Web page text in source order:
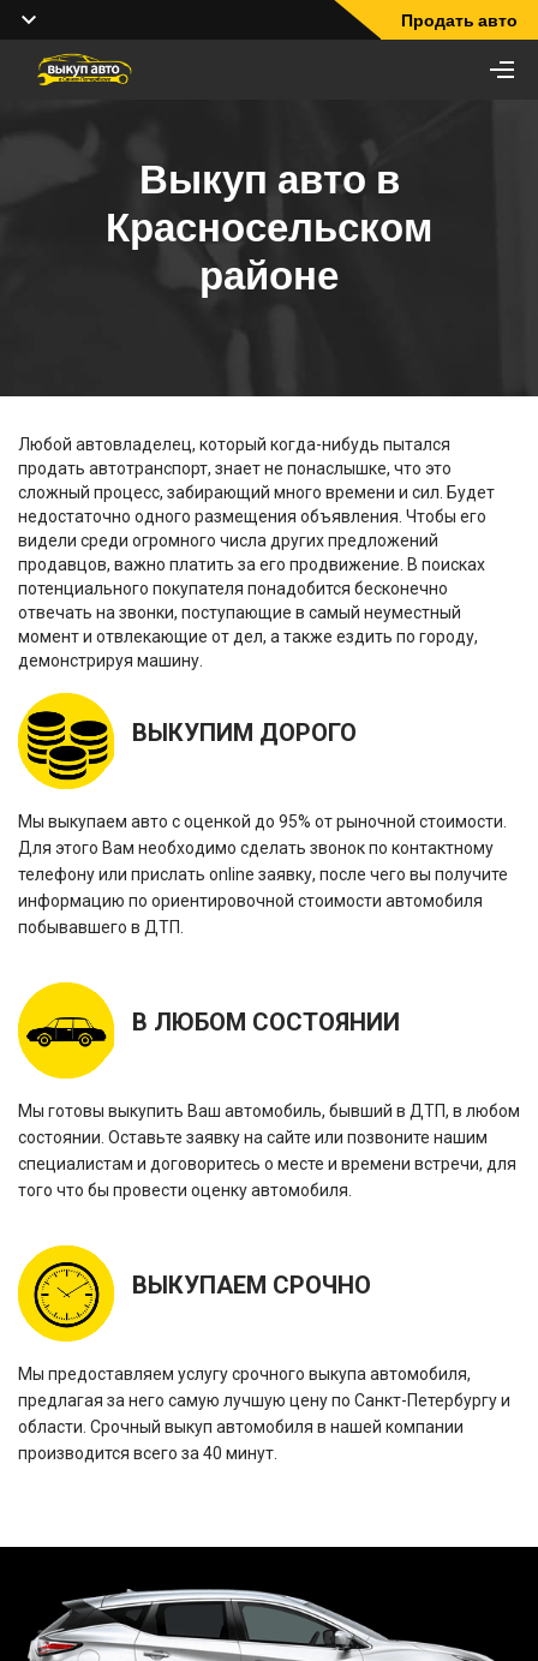
Продать авто
Выкуп авто в
Красносельском
районе
Любой автовладелец, который когда-нибудь пытался
продать автотранспорт, знает не понаслышке, что это
сложный процесс, забирающий много времени и сил. Будет
недостаточно одного размещения объявления. Чтобы его
видели среди огромного числа других предложений
продавцов, важно платить за его продвижение. В поисках
потенциального покупателя понадобится бесконечно
отвечать на звонки, поступающие в самый неуместный
момент и отвлекающие от дел, а также ездить по городу,
демонстрируя машину.
ВЫКУПИМ ДОРОГО
Мы выкупаем авто с оценкой до 95% от рыночной стоимости.
Для этого Вам необходимо сделать звонок по контактному
телефону или прислать online заявку, после чего вы получите
информацию по ориентировочной стоимости автомобиля
побывавшего в ДТП.
В ЛЮБОМ СОСТОЯНИИ
Мы готовы выкупить Ваш автомобиль, бывший в ДТП, в любом
состоянии. Оставьте заявку на сайте или позвоните нашим
специалистам и договоритесь о месте и времени встречи, для
того что бы провести оценку автомобиля.
ВЫКУПАЕМ СРОЧНО
Мы предоставляем услугу срочного выкупа автомобиля,
предлагая за него самую лучшую цену по Санкт-Петербургу и
области. Срочный выкуп автомобиля в нашей компании
производится всего за 40 минут.